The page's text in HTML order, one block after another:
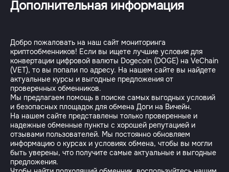
Дополнительная информация
Добро пожаловать на наш сайт мониторинга
криптообменников! Если вы ищете лучшие условия для
конвертации цифровой валюты Dogecoin (DOGE) на VeChain
(VET), то вы попали по адресу. На нашем сайте вы найдете
актуальные курсы и выгодные предложения от
проверенных обменников.
Мы предлагаем помощь в поиске самых выгодных условий
и безопасных площадок для обмена Доги на Вичейн.
На нашем сайте представлены только проверенные и
надежные обменные пункты с хорошей репутацией и
отзывами пользователей. Мы постоянно обновляем
информацию о курсах и условиях обмена, чтобы вы могли
быть уверены, что получите самые актуальные и выгодные
предложения.